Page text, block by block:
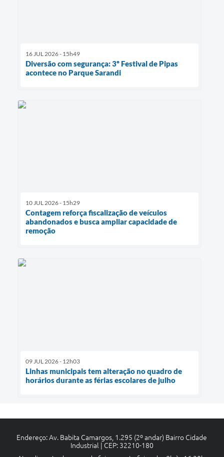
16 JUL 2026 - 15h49
Diversão com segurança: 3º Festival de Pipas
acontece no Parque Sarandi
10 JUL 2026 - 15h29
Contagem reforça fiscalização de veículos
abandonados e busca ampliar capacidade de
remoção
09 JUL 2026 - 12h03
Linhas municipais tem alteração no quadro de
horários durante as férias escolares de julho
Endereço: Av. Babita Camargos, 1.295 (2º andar) Bairro Cidade
Industrial | CEP: 32210-180